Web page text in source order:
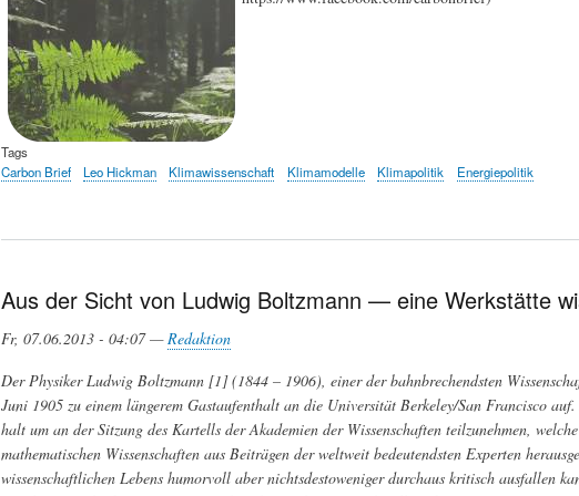
Tags
Carbon Brief
Leo Hickman Klimawissenschaft Klimamodelle Klimapolitik Energiepolitik
Aus der Sicht von Ludwig Boltzmann — eine Werkstätte
Fr, 07.06.2013 - 04:07 — Redaktion
Der Physiker Ludwig Boltzmann [1] (1844 – 1906), einer der bahnbrechendsten
Juni 1905 zu einem längerem Gastaufenthalt an die Universität Berkeley/San Francisco
halt um an der Sitzung des Kartells der Akademien der Wissenschaften teilzunehmen,
mathematischen Wissenschaften aus Beiträgen der weltweit bedeutendsten Experten
wissenschaftlichen Lebens humorvoll aber nichtsdestoweniger durchaus kritisch ausfallen